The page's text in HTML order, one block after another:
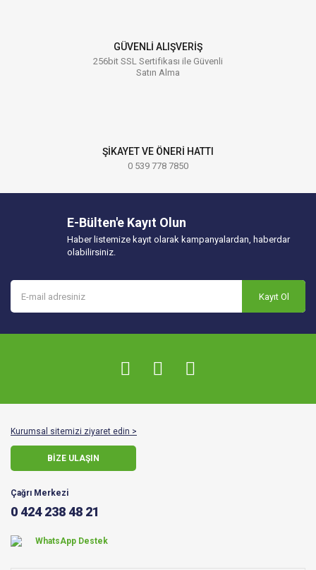
GÜVENLİ ALIŞVERİŞ
256bit SSL Sertifikası ile Güvenli
Satın Alma
ŞİKAYET VE ÖNERİ HATTI
0 539 778 7850
E-Bülten'e Kayıt Olun
Haber listemize kayıt olarak kampanyalardan, haberdar
olabilirsiniz.
Kayıt Ol
Kurumsal sitemizi ziyaret edin >
BİZE ULAŞIN
Çağrı Merkezi
0 424 238 48 21
WhatsApp Destek